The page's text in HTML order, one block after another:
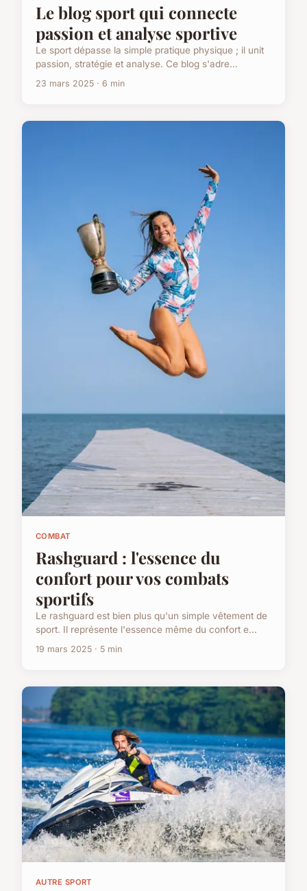
Le blog sport qui connecte
passion et analyse sportive
Le sport dépasse la simple pratique physique ; il unit
passion, stratégie et analyse. Ce blog s'adre...
23 mars 2025 · 6 min
COMBAT
Rashguard : l'essence du
confort pour vos combats
sportifs
Le rashguard est bien plus qu'un simple vêtement de
sport. Il représente l'essence même du confort e...
19 mars 2025 · 5 min
AUTRE SPORT